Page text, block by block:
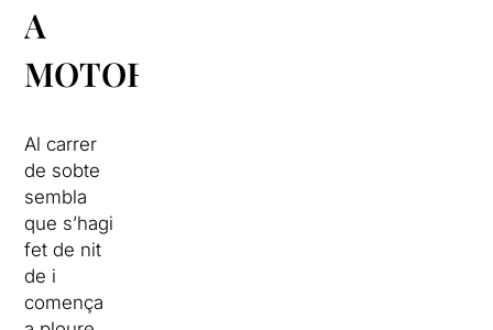
A
MOTOR
Al carrer
de sobte
sembla
que s’hagi
fet de nit
de i
comença